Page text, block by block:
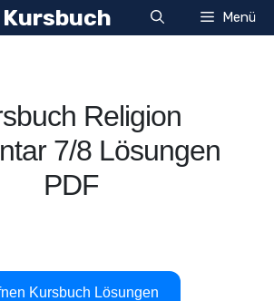
Menü
Religion
7/8 Lösungen
PDF
Kursbuch Lösungen